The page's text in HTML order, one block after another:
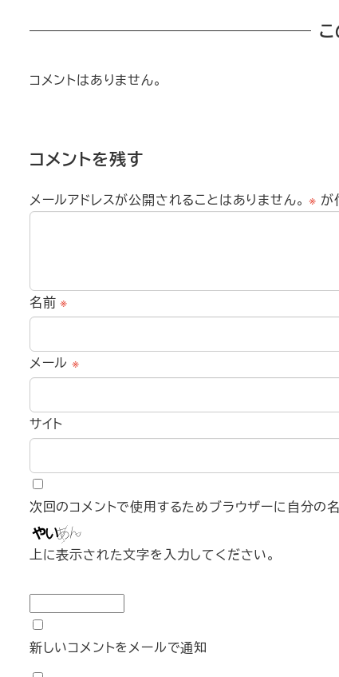
コメントはありません。
コメントを残す
メールアドレスが公開されることはありません。 ※ が
名前※
メール ※
サイト
次回のコメントで使用するためブラウザーに自分の名
上に表示された文字を入力してください。
新しいコメントをメールで通知